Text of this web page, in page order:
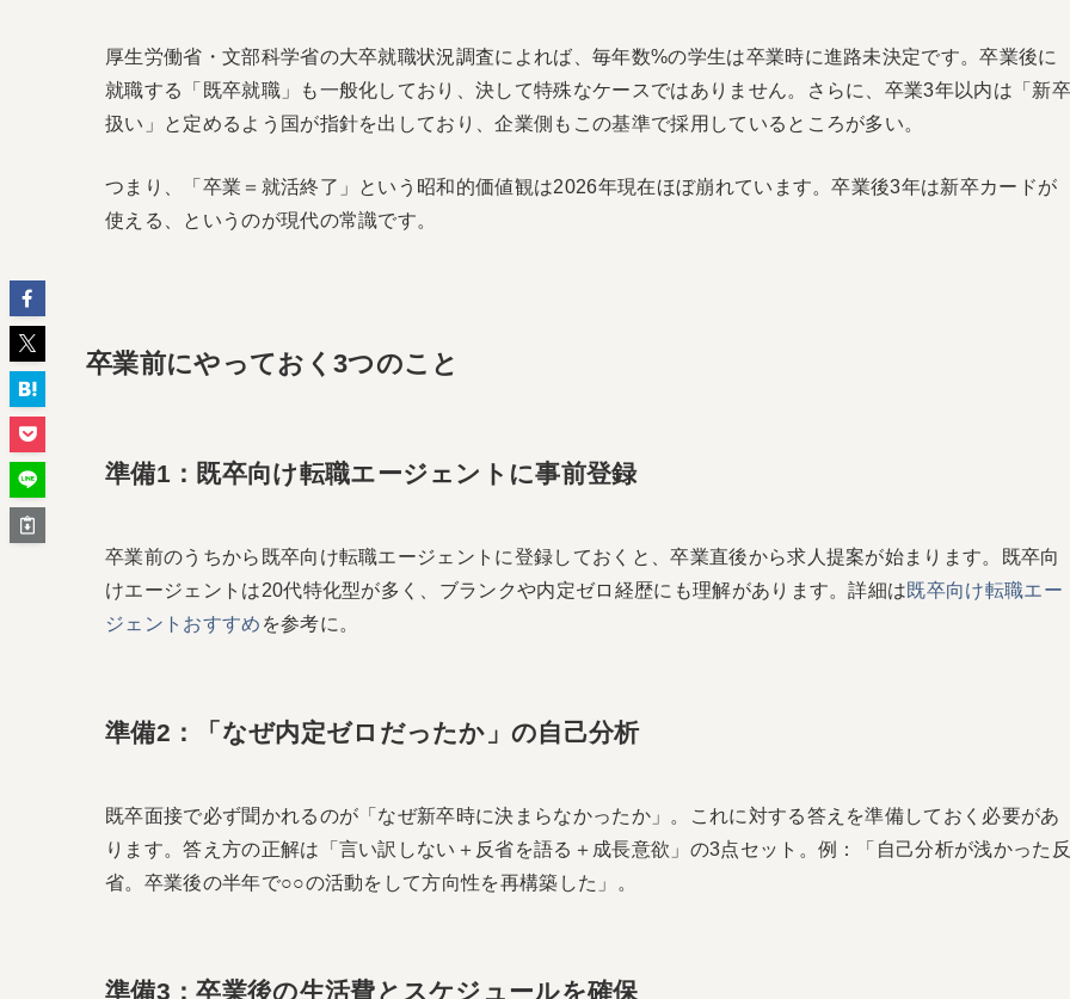
厚生労働省・文部科学省の大卒就職状況調査によれば、毎年数%の学生は卒業時に進路未決定です。卒業後に
就職する「既卒就職」も一般化しており、決して特殊なケースではありません。さらに、卒業3年以内は「新
扱い」と定めるよう国が指針を出しており、企業側もこの基準で採用しているところが多い。
つまり、「卒業＝就活終了」という昭和的価値観は2026年現在ほぼ崩れています。卒業後3年は新卒カードが
使える、というのが現代の常識です。
卒業前にやっておく3つのこと
準備1：既卒向け転職エージェントに事前登録
卒業前のうちから既卒向け転職エージェントに登録しておくと、卒業直後から求人提案が始まります。既卒向
けエージェントは20代特化型が多く、ブランクや内定ゼロ経歴にも理解があります。詳細は既卒向け転職エー
ジェントおすすめ を参考に。
準備2：「なぜ内定ゼロだったか」の自己分析
既卒面接で必ず聞かれるのが「なぜ新卒時に決まらなかったか」。これに対する答えを準備しておく必要があ
ります。答え方の正解は「言い訳しない＋反省を語る＋成長意欲」の3点セット。例：「自己分析が浅かった
省。卒業後の半年で○○の活動をして方向性を再構築した」。
準備3：卒業後の生活費とスケジュールを確保